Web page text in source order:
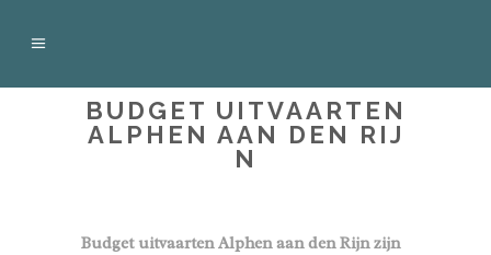
BUDGET UITVAARTEN
ALPHEN AAN DEN RIJ
N
Budget uitvaarten Alphen aan den Rijn zijn